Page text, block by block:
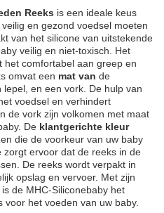
Reeks is een ideale keus
en gezond voedsel moeten
van het silicone van uitstekende
veilig en niet-toxisch. Het
het comfortabel aan greep en
omvat een mat van de
lepel, en een vork. De hulp van
voedsel en verhindert
de vork zijn volkomen met maat
De klantgerichte kleur
die de voorkeur van uw baby
zorgt ervoor dat de reeks in de
De reeks wordt verpakt in
opslag en vervoer. Met zijn
de MHC-Siliconebaby het
het voeden van uw baby.